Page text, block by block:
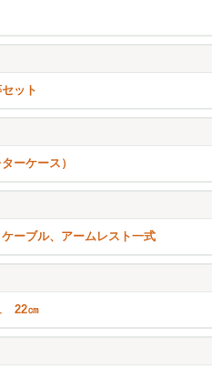
ット
ーケース）
ーブル、アームレスト一式
22㎝